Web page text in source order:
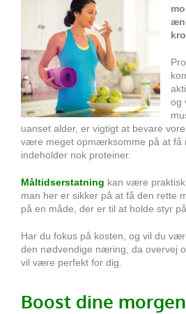
og
uanset alder, er vigtigt at bevare
være meget opmærksomme på at få
indeholder nok proteiner.
Måltidserstatning kan være
man her er sikker på at få den rette
på en måde, der er til at holde styr
Har du fokus på kosten, og vil du
den nødvendige næring, da overvej
vil være perfekt for dig.
Boost dine